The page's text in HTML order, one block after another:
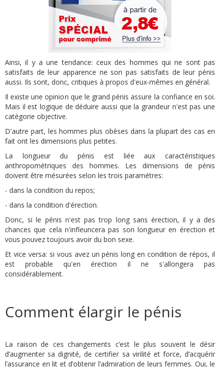
Ainsi, il y a une tendance: ceux des hommes qui ne sont pas
satisfaits de leur apparence ne son pas satisfaits de leur pénis
aussi. Ils sont, donc, critiques à propos d'eux-mêmes en général.
Il existe une opinion que le grand pénis assure la confiance en soi.
Mais il est logique de déduire aussi que la grandeur n'est pas une
catégorie objective.
D'autre part, les hommes plus obèses dans la plupart des cas en
fait ont les dimensions plus petites.
La longueur du pénis est liée aux caractéristiques
anthropométriques des hommes. Les dimensions de pénis
doivent être mésurées selon les trois paramétres:
- dans la condition du repos;
- dans la condition d'érection.
Donc, si le pénis n'est pas trop long sans érection, il y a des
chances que cela n'infleuncera pas son longueur en érection et
vous pouvez toujours avoir du bon sexe.
Et vice versa: si vous avez un pénis long en condition de répos, il
est probable qu'en érection il ne s'allongera pas
considérablement.
Comment élargir le pénis
La raison de ces changements c’est le plus souvent le désir
d’augmenter sa dignité, de certifier sa virilité et force, d’acquérir
l’assurance en lit et d’obtenir l’admiration de leurs femmes. Oui, le